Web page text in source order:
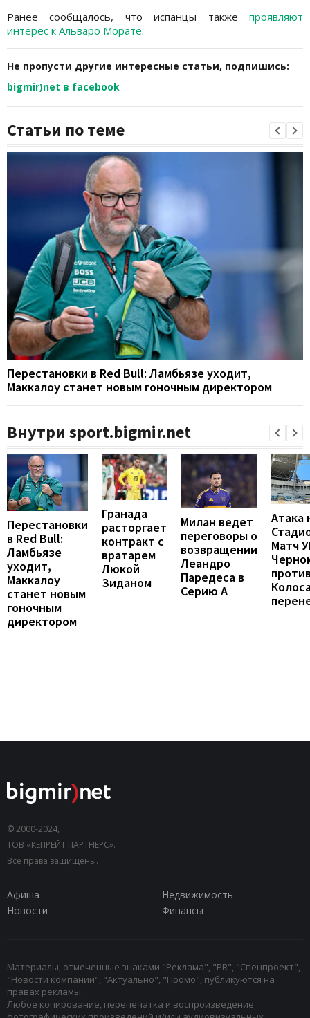
Ранее сообщалось, что испанцы также проявляют
интерес к Альваро Морате.
Не пропусти другие интересные статьи, подпишись:
bigmir)net в facebook
Статьи по теме
Перестановки в Red Bull: Ламбьязе уходит,
Маккалоу станет новым гоночным директором
Внутри sport.bigmir.net
Перестановки
в Red Bull:
Ламбьязе
уходит,
Маккалоу
станет новым
гоночным
директором
Гранада
расторгает
контракт с
вратарем
Люкой
Зиданом
Милан ведет
переговоры о
возвращении
Леандро
Паредеса в
Серию А
Атака
Матч
© 2000-2024,
ТОВ «КЕПРЕЙТ ПАРТНЕРС».
Все права защищены.
Афиша
Недвижимость
Новости
Финансы
Материалы, отмеченные знаками "Реклама", "PR", "Спецпроект",
"Новости компаний", "Актуально", "Промо", публикуются на
правах рекламы.
Любое копирование, перепечатка и воспроизведение